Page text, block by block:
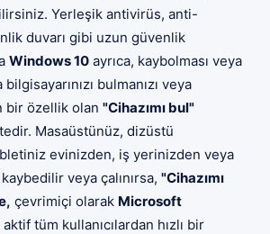
Yerleşik antivirüs, anti-
duvarı gibi uzun güvenlik
Windows 10 ayrıca, kaybolması veya
bulmanızı veya
bir özellik olan "Cihazımı bul"
Masaüstünüz, dizüstü
evinizden, iş yerinizden veya
veya çalınırsa, "Cihazımı
çevrimiçi olarak Microsoft
aktif tüm kullanıcılardan hızlı bir